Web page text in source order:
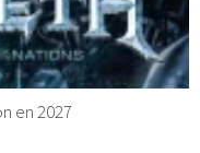
en 2027